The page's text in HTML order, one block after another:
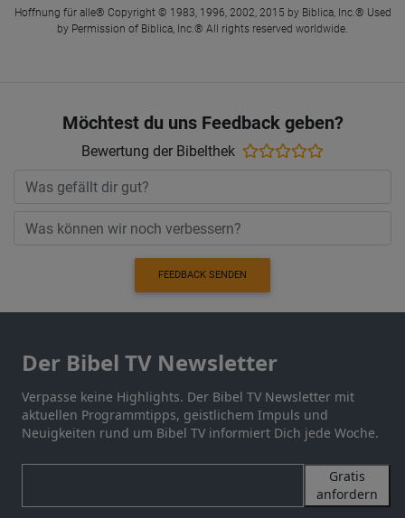
Hoffnung für alle® Copyright © 1983, 1996, 2002, 2015 by Biblica, Inc.® Used
by Permission of Biblica, Inc.® All rights reserved worldwide.
Möchtest du uns Feedback geben?
Bewertung der Bibelthek
FEEDBACK SENDEN
Der Bibel TV Newsletter
Verpasse keine Highlights. Der Bibel TV Newsletter mit
aktuellen Programmtipps, geistlichem Impuls und
Neuigkeiten rund um Bibel TV informiert Dich jede Woche.
Gratis
anfordern